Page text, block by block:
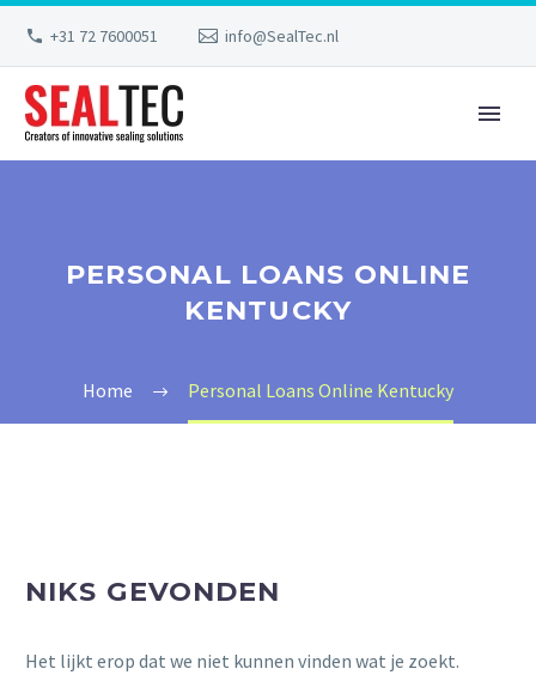
+31 72 7600051 info@SealTec.nl
PERSONAL LOANS ONLINE
KENTUCKY
Home Personal Loans Online Kentucky
NIKS GEVONDEN
Het lijkt erop dat we niet kunnen vinden wat je zoekt.